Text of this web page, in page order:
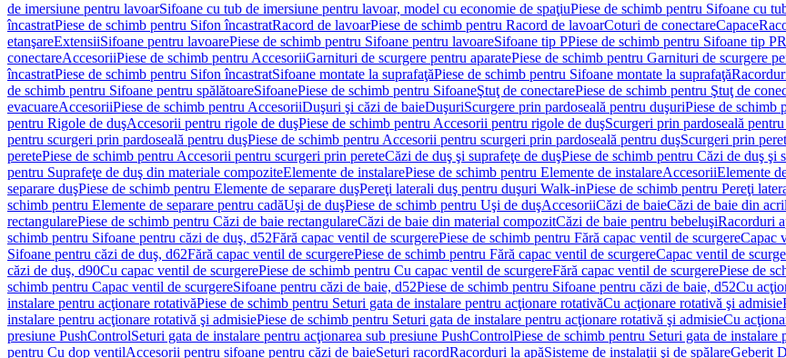
de imersiune pentru lavoarSifoane cu tub de imersiune pentru lavoar, model cu economie de spaţiuPiese de schimb pentru Sifoane cu
încastratPiese de schimb pentru Sifon încastratRacord de lavoarPiese de schimb pentru Racord de lavoarCoturi de conectareCapace
etanşareExtensiiSifoane pentru lavoarePiese de schimb pentru Sifoane pentru lavoareSifoane tip PPiese de schimb pentru Sifoane tip P
conectareAccesoriiPiese de schimb pentru AccesoriiGarnituri de scurgere pentru aparatePiese de schimb pentru Garnituri de scurgere
încastratPiese de schimb pentru Sifon încastratSifoane montate la suprafaţăPiese de schimb pentru Sifoane montate la suprafaţă
de schimb pentru Sifoane pentru spălătoareSifoanePiese de schimb pentru SifoaneŞtuţ de conectarePiese de schimb pentru Ştuţ de
evacuareAccesoriiPiese de schimb pentru AccesoriiDuşuri şi căzi de baieDuşuriScurgere prin pardoseală pentru duşuriPiese de schimb
pentru Rigole de duşAccesorii pentru rigole de duşPiese de schimb pentru Accesorii pentru rigole de duşScurgeri prin pardoseală
pentru scurgeri prin pardoseală pentru duşPiese de schimb pentru Accesorii pentru scurgeri prin pardoseală pentru duşScurgeri prin
peretePiese de schimb pentru Accesorii pentru scurgeri prin pereteCăzi de duş şi suprafeţe de duşPiese de schimb pentru Căzi de duş şi
pentru Suprafeţe de duş din materiale compoziteElemente de instalarePiese de schimb pentru Elemente de instalareAccesoriiElemente
separare duşPiese de schimb pentru Elemente de separare duşPereţi laterali duş pentru duşuri Walk-inPiese de schimb pentru Pereţi
schimb pentru Elemente de separare pentru cadăUşi de duşPiese de schimb pentru Uşi de duşAccesoriiCăzi de baieCăzi de baie din
rectangularePiese de schimb pentru Căzi de baie rectangulareCăzi de baie din material compozitCăzi de baie pentru bebeluşiRacorduri
schimb pentru Sifoane pentru căzi de duş, d52Fără capac ventil de scurgerePiese de schimb pentru Fără capac ventil de scurgereCapac
Sifoane pentru căzi de duş, d62Fără capac ventil de scurgerePiese de schimb pentru Fără capac ventil de scurgereCapac ventil de
căzi de duş, d90Cu capac ventil de scurgerePiese de schimb pentru Cu capac ventil de scurgereFără capac ventil de scurgerePiese de
schimb pentru Capac ventil de scurgereSifoane pentru căzi de baie, d52Piese de schimb pentru Sifoane pentru căzi de baie, d52Cu
instalare pentru acţionare rotativăPiese de schimb pentru Seturi gata de instalare pentru acţionare rotativăCu acţionare rotativă şi admisie
instalare pentru acţionare rotativă şi admisiePiese de schimb pentru Seturi gata de instalare pentru acţionare rotativă şi admisieCu
presiune PushControlSeturi gata de instalare pentru acţionarea sub presiune PushControlPiese de schimb pentru Seturi gata de
pentru Cu dop ventilAccesorii pentru sifoane pentru căzi de baieSeturi racordRacorduri la apăSisteme de instalaţii şi de spălareGeberit